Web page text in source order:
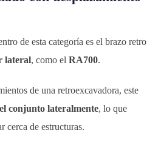
de esta categoría es el brazo retro
lateral, como el RA700.
de una retroexcavadora, este
conjunto lateralmente, lo que
cerca de estructuras.